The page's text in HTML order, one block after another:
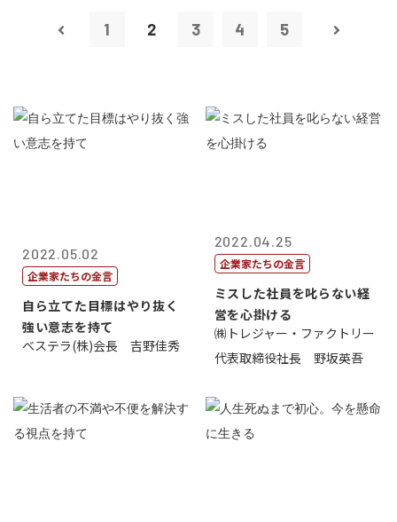
1 2 3 4 5
2022.05.02
企業家たちの金言
自ら立てた目標はやり抜く
強い意志を持て
ベステラ(株)会長 吉野佳秀
2022.04.25
企業家たちの金言
ミスした社員を叱らない経
営を心掛ける
㈱トレジャー・ファクトリー
代表取締役社長 野坂英吾